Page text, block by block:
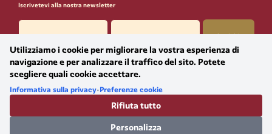
Iscrivetevi alla nostra newsletter
Iscriviti
Acconsento che Massimo Cerutti SA utilizzi i miei dati personali per finalità di
marketing, in conformità al GDPR e alla nLPD.​
Utilizziamo i cookie per migliorare la vostra esperienza di
navigazione e per analizzare il traffico del sito. Potete
scegliere quali cookie accettare.
Informativa sulla privacy•Preferenze cookie
Rifiuta tutto
Personalizza